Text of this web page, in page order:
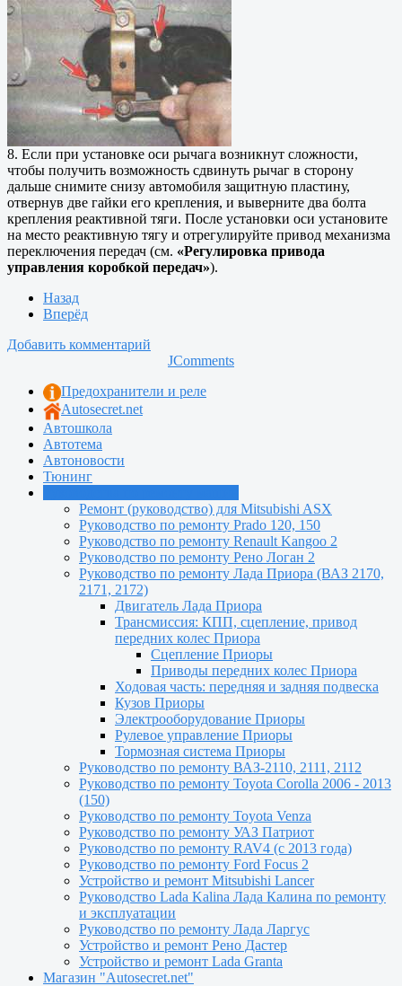
8. Если при установке оси рычага возникнут сложности,
чтобы получить возможность сдвинуть рычаг в сторону
дальше снимите снизу автомобиля защитную пластину,
отвернув две гайки его крепления, и выверните два болта
крепления реактивной тяги. После установки оси установите
на место реактивную тягу и отрегулируйте привод механизма
переключения передач (см. «Регулировка привода
управления коробкой передач»).
Назад
Вперёд
Добавить комментарий
JComments
Предохранители и реле
Autosecret.net
Автошкола
Автотема
Автоновости
Тюнинг
Ремонт (руководство) для Mitsubishi ASX
Руководство по ремонту Prado 120, 150
Руководство по ремонту Renault Kangoo 2
Руководство по ремонту Рено Логан 2
Руководство по ремонту Лада Приора (ВАЗ 2170,
2171, 2172)
Двигатель Лада Приора
Трансмиссия: КПП, сцепление, привод
передних колес Приора
Сцепление Приоры
Приводы передних колес Приора
Ходовая часть: передняя и задняя подвеска
Кузов Приоры
Электрооборудование Приоры
Рулевое управление Приоры
Тормозная система Приоры
Руководство по ремонту ВАЗ-2110, 2111, 2112
Руководство по ремонту Toyota Сorolla 2006 - 2013
(150)
Руководство по ремонту Toyota Venza
Руководство по ремонту УАЗ Патриот
Руководство по ремонту RAV4 (с 2013 года)
Руководство по ремонту Ford Focus 2
Устройство и ремонт Mitsubishi Lancer
Руководство Lada Kalina Лада Калина по ремонту
и эксплуатации
Руководство по ремонту Лада Ларгус
Устройство и ремонт Рено Дастер
Устройство и ремонт Lada Granta
Магазин "Autosecret.net"